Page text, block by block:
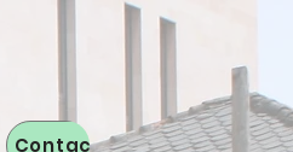
Contacto